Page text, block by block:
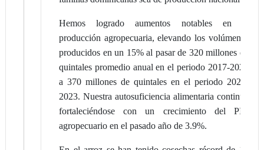
Hemos logrado aumentos notables en la
producción agropecuaria, elevando los volúmenes
producidos en un 15% al pasar de 320 millones de
quintales promedio anual en el periodo 2017-2020
a 370 millones de quintales en el periodo 2021-
2023. Nuestra autosuficiencia alimentaria continúa
fortaleciéndose con un crecimiento del PIB
agropecuario en el pasado año de 3.9%.